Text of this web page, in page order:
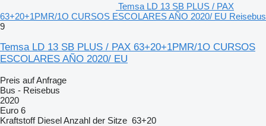
Temsa LD 13 SB PLUS / PAX
63+20+1PMR/1O CURSOS ESCOLARES AÑO 2020/ EU Reisebus
9
Temsa LD 13 SB PLUS / PAX 63+20+1PMR/1O CURSOS
ESCOLARES AÑO 2020/ EU
Preis auf Anfrage
Bus - Reisebus
2020
Euro 6
Kraftstoff DieselAnzahl der Sitze 63+20